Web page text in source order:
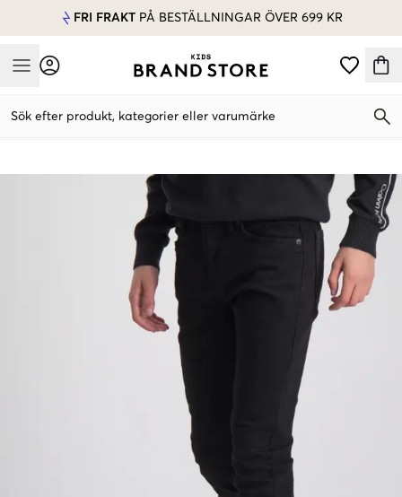
FRI FRAKT PÅ BESTÄLLNINGAR ÖVER 699 KR
Mobile Menu
Sök efter produkt, kategorier eller varumärke